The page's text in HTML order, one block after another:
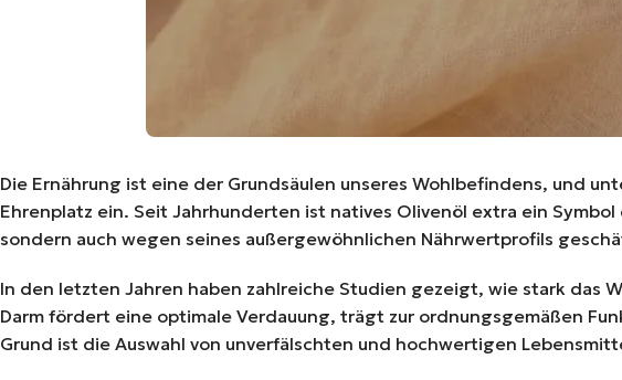
Die Ernährung ist eine der Grundsäulen unseres Wohlbefindens, und
Ehrenplatz ein. Seit Jahrhunderten ist natives Olivenöl extra ein
sondern auch wegen seines außergewöhnlichen Nährwertprofils
In den letzten Jahren haben zahlreiche Studien gezeigt, wie stark das
Darm fördert eine optimale Verdauung, trägt zur ordnungsgemäßen
Grund ist die Auswahl von unverfälschten und hochwertigen